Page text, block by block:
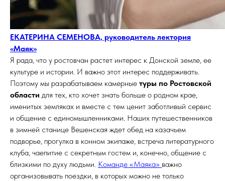
ЕКАТЕРИНА СЕМЕНОВА, руководитель лектория
«Маяк»
Я рада, что у ростовчан растет интерес к Донской земле, ее
культуре и истории. И важно этот интерес поддерживать.
Поэтому мы разрабатываем камерные туры по Ростовской
области для тех, кто хочет знать больше о родном крае,
именитых земляках и вместе с тем ценит заботливый сервис
и общение с единомышленниками. Наших путешественников
в зимней станице Вешенская ждет обед на казачьем
подворье, прогулка в конном экипаже, встреча литературного
клуба, чаепитие с секретным гостем и, конечно, общение с
близкими по духу людьми. Команде «Маяка» важно
организовывать поездки, в которых можно не только